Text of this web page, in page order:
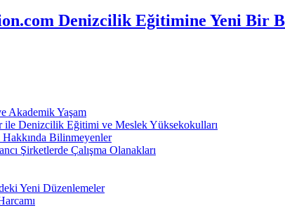
Denizcilik Eğitimine Yeni Bir
Akademik Yaşam
Denizcilik Eğitimi ve Meslek Yüksekokulları
Bilinmeyenler
Şirketlerde Çalışma Olanakları
Yeni Düzenlemeler